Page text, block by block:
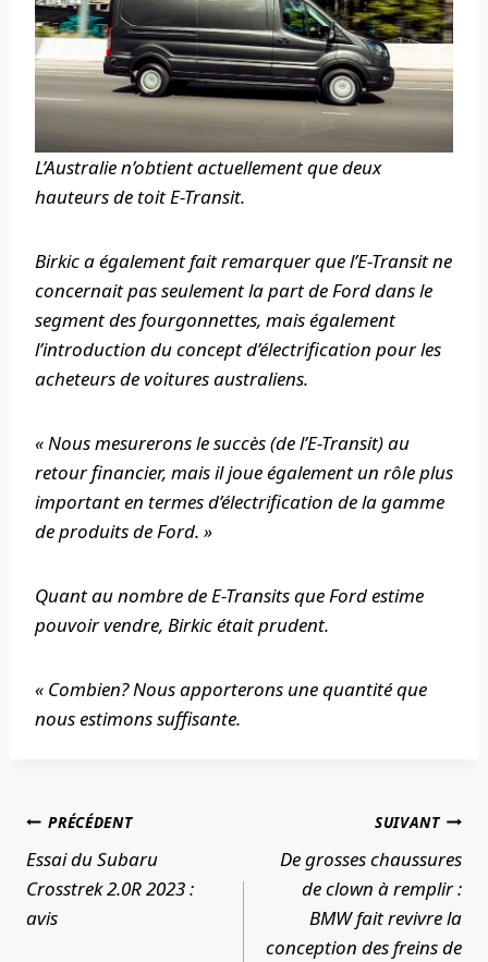
L’Australie n’obtient actuellement que deux
hauteurs de toit E-Transit.
Birkic a également fait remarquer que l’E-Transit ne
concernait pas seulement la part de Ford dans le
segment des fourgonnettes, mais également
l’introduction du concept d’électrification pour les
acheteurs de voitures australiens.
« Nous mesurerons le succès (de l’E-Transit) au
retour financier, mais il joue également un rôle plus
important en termes d’électrification de la gamme
de produits de Ford. »
Quant au nombre de E-Transits que Ford estime
pouvoir vendre, Birkic était prudent.
« Combien? Nous apporterons une quantité que
nous estimons suffisante.
Navigation
de
l’article
PRÉCÉDENT
Essai du Subaru
Crosstrek 2.0R 2023 :
avis
SUIVANT
De grosses chaussures
de clown à remplir :
BMW fait revivre la
conception des freins de